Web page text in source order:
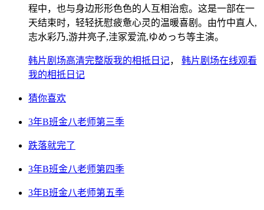
程中，也与身边形形色色的人互相治愈。这是一部在一
天结束时，轻轻抚慰疲惫心灵的温暖喜剧。由竹中直人,
志水彩乃,游井亮子,洼冢爱流,ゆめっち等主演。
韩片剧场高清完整版我的相抵日记，
韩片剧场在线观看
我的相抵日记
猜你喜欢
3年B班金八老师第三季
跌落就完了
3年B班金八老师第四季
3年B班金八老师第五季